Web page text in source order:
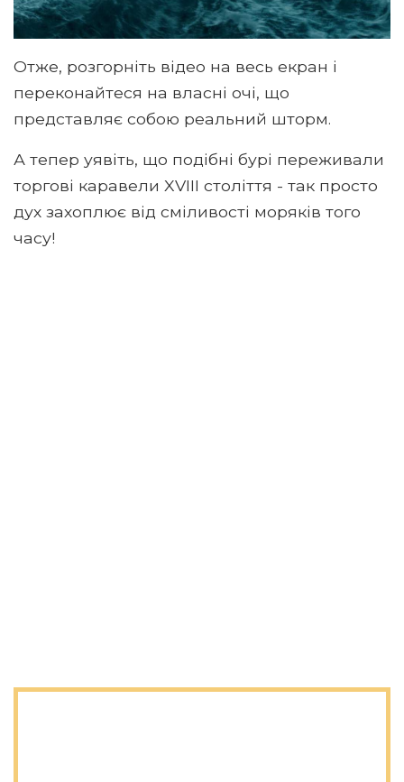
Отже, розгорніть відео на весь екран і
переконайтеся на власні очі, що
представляє собою реальний шторм.
А тепер уявіть, що подібні бурі переживали
торгові каравели XVIII століття - так просто
дух захоплює від сміливості моряків того
часу!